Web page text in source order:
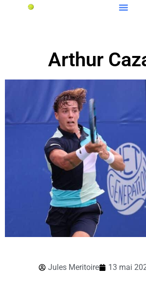
Arthur
Jules Meritoire 13 mai